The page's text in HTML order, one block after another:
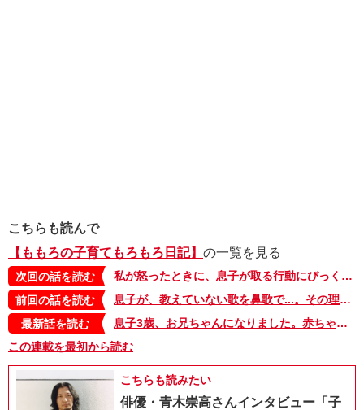
こちらも読んで
【ももろの子育てもろもろ日記】 の一覧を見る
次回の話を読む
私が怒ったときに、息子が取る行動にびっくり【ももろの子育てもろもろ日記・82】
前回の話を読む
息子が、教えていない歌を鼻歌で...。その理由に感動！【ももろの子育てもろもろ日記・80】
最新話を読む
息子3歳、お兄ちゃんになりました。赤ちゃんにまずしたことは…【ももろの子育てもろもろ日記・最終回】
この連載を最初から読む
こちらも読みたい
俳優・青木崇高さんインタビュー「子